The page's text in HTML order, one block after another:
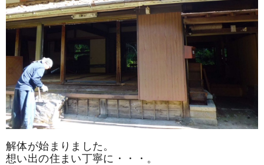
解体が始まりました。
想い出の住まい丁寧に・・・。